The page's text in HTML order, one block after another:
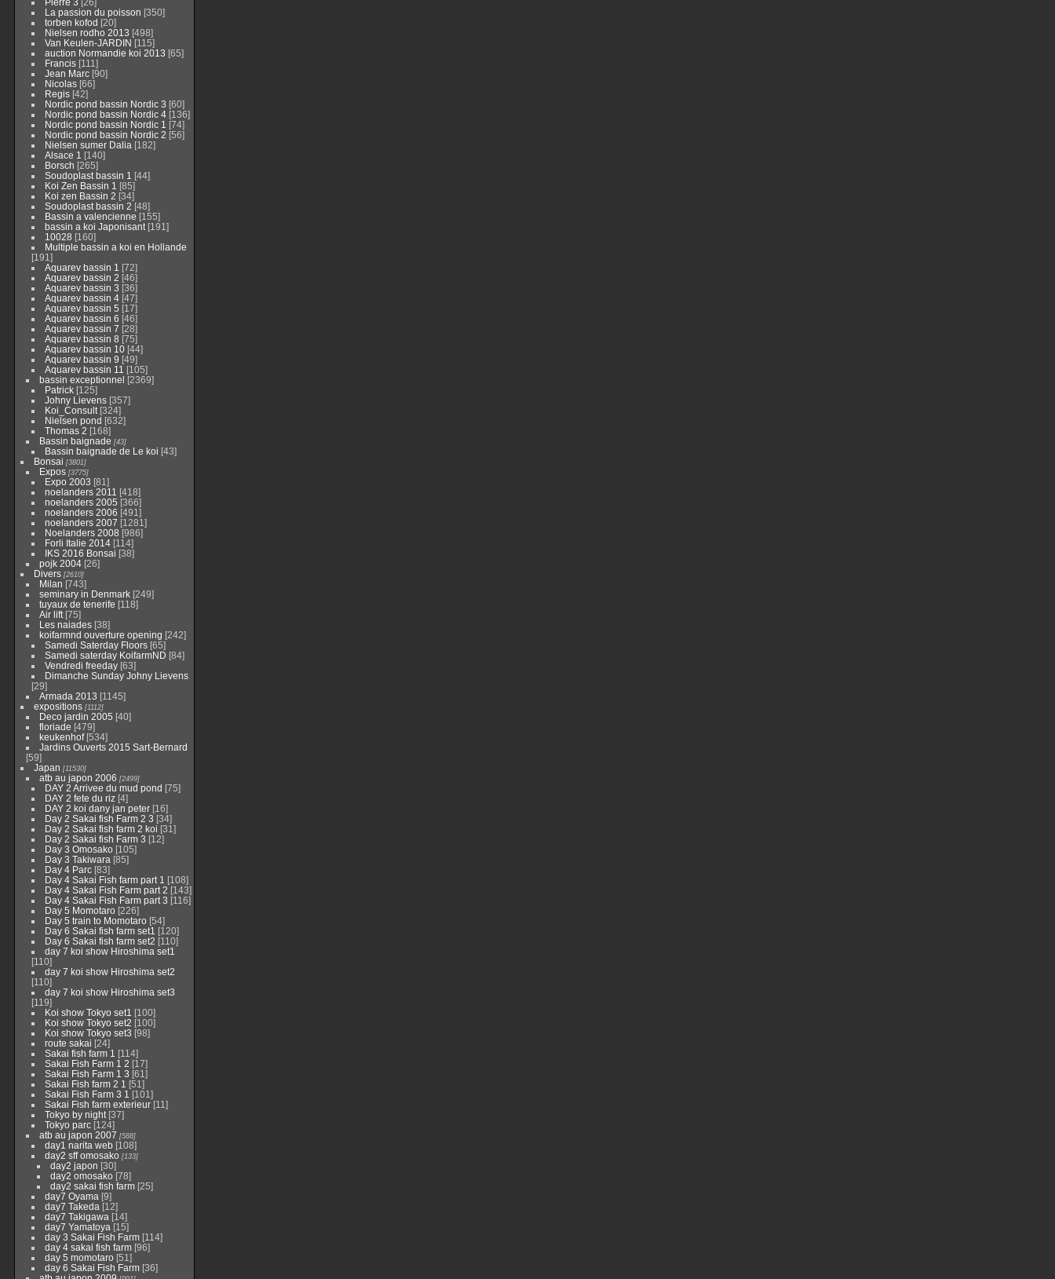
La passion du poisson [350]
torben kofod [20]
Nielsen rodho 2013 [498]
Van Keulen-JARDIN [115]
auction Normandie koi 2013 [65]
Francis [111]
Jean Marc [90]
Nicolas [66]
Regis [42]
Nordic pond bassin Nordic 3 [60]
Nordic pond bassin Nordic 4 [136]
Nordic pond bassin Nordic 1 [74]
Nordic pond bassin Nordic 2 [56]
Nielsen sumer Dalia [182]
Alsace 1 [140]
Borsch [265]
Soudoplast bassin 1 [44]
Koi Zen Bassin 1 [85]
Koi zen Bassin 2 [34]
Soudoplast bassin 2 [48]
Bassin a valencienne [155]
bassin a koi Japonisant [191]
10028 [160]
Multiple bassin a koi en Hollande
[191]
Aquarev bassin 1 [72]
Aquarev bassin 2 [46]
Aquarev bassin 3 [36]
Aquarev bassin 4 [47]
Aquarev bassin 5 [17]
Aquarev bassin 6 [46]
Aquarev bassin 7 [28]
Aquarev bassin 8 [75]
Aquarev bassin 10 [44]
Aquarev bassin 9 [49]
Aquarev bassin 11 [105]
bassin exceptionnel [2369]
Patrick [125]
Johny Lievens [357]
Koi_Consult [324]
Nielsen pond [632]
Thomas 2 [168]
Bassin baignade [43]
Bassin baignade de Le koi [43]
Bonsai [3801]
Expos [3775]
Expo 2003 [81]
noelanders 2011 [418]
noelanders 2005 [366]
noelanders 2006 [491]
noelanders 2007 [1281]
Noelanders 2008 [986]
Forli Italie 2014 [114]
IKS 2016 Bonsai [38]
pojk 2004 [26]
Divers [2610]
Milan [743]
seminary in Denmark [249]
tuyaux de tenerife [118]
Air lift [75]
Les naiades [38]
koifarmnd ouverture opening [242]
Samedi Saterday Floors [65]
Samedi saterday KoifarmND [84]
Vendredi freeday [63]
Dimanche Sunday Johny Lievens
[29]
Armada 2013 [1145]
expositions [1112]
Deco jardin 2005 [40]
floriade [479]
keukenhof [534]
Jardins Ouverts 2015 Sart-Bernard
[59]
Japan [11530]
atb au japon 2006 [2499]
DAY 2 Arrivee du mud pond [75]
DAY 2 fete du riz [4]
DAY 2 koi dany jan peter [16]
Day 2 Sakai fish Farm 2 3 [34]
Day 2 Sakai fish farm 2 koi [31]
Day 2 Sakai fish Farm 3 [12]
Day 3 Omosako [105]
Day 3 Takiwara [85]
Day 4 Parc [83]
Day 4 Sakai Fish farm part 1 [108]
Day 4 Sakai Fish Farm part 2 [143]
Day 4 Sakai Fish Farm part 3 [116]
Day 5 Momotaro [226]
Day 5 train to Momotaro [54]
Day 6 Sakai fish farm set1 [120]
Day 6 Sakai fish farm set2 [110]
day 7 koi show Hiroshima set1
[110]
day 7 koi show Hiroshima set2
[110]
day 7 koi show Hiroshima set3
[119]
Koi show Tokyo set1 [100]
Koi show Tokyo set2 [100]
Koi show Tokyo set3 [98]
route sakai [24]
Sakai fish farm 1 [114]
Sakai Fish Farm 1 2 [17]
Sakai Fish Farm 1 3 [61]
Sakai Fish farm 2 1 [51]
Sakai Fish Farm 3 1 [101]
Sakai Fish farm exterieur [11]
Tokyo by night [37]
Tokyo parc [124]
atb au japon 2007 [588]
day1 narita web [108]
day2 sff omosako [133]
day2 japon [30]
day2 omosako [78]
day2 sakai fish farm [25]
day7 Oyama [9]
day7 Takeda [12]
day7 Takigawa [14]
day7 Yamatoya [15]
day 3 Sakai Fish Farm [114]
day 4 sakai fish farm [96]
day 5 momotaro [51]
day 6 Sakai Fish Farm [36]